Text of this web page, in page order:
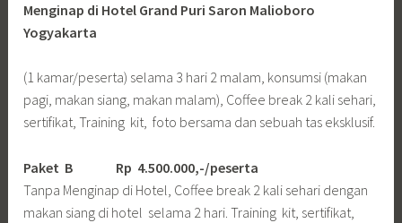
Menginap di Hotel Grand Puri Saron Malioboro
Yogyakarta
(1 kamar/peserta) selama 3 hari 2 malam, konsumsi (makan
pagi, makan siang, makan malam), Coffee break 2 kali sehari,
sertifikat, Training kit, foto bersama dan sebuah tas eksklusif.
Paket B
Rp 4.500.000,-/peserta
Tanpa Menginap di Hotel, Coffee break 2 kali sehari dengan
makan siang di hotel selama 2 hari. Training kit, sertifikat,